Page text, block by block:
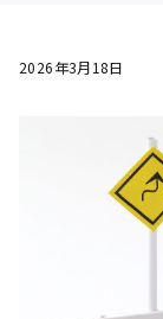
2026年3月18日